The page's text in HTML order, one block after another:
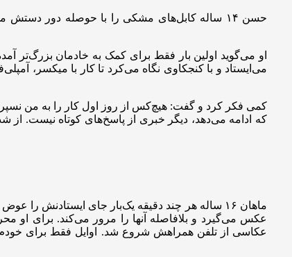
حسن ۱۴ ساله کابل‌های مشکی را با حوصله دور
او می‌گوید اولین بار فقط برای کمک به خادمان بزرگ‌تر
می‌ایستاد و با کنجکاوی نگاه می‌کرد تا کار با میکسر،
کمی فکر کرد و گفت: هیچ‌کس از روز اول کار را به من
که ادامه می‌دهد، دیگر خبری از پاسخ‌های کوتاه نیست.
ماهان ۱۶ ساله هر چند دقیقه یک‌بار جای ایستادنش
عکس می‌گیرد و بلافاصله آنها را مرور می‌کند. برای
عکاسی از تلفن همراهش شروع شد. اوایل فقط برای